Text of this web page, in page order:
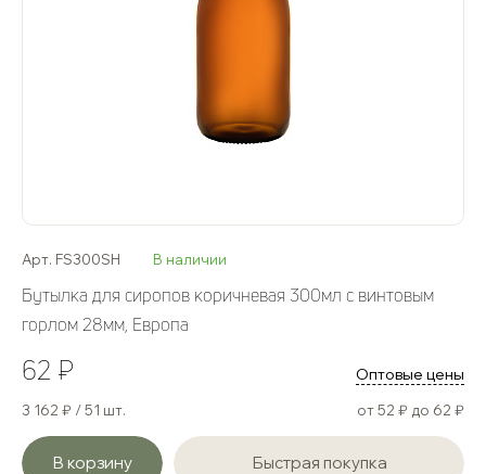
Арт. FS300SH В наличии
Бутылка для сиропов коричневая 300мл с винтовым
горлом 28мм, Европа
62 ₽ Оптовые цены
3 162 ₽ / 51 шт. от 52 ₽ до 62 ₽
В корзину Быстрая покупка